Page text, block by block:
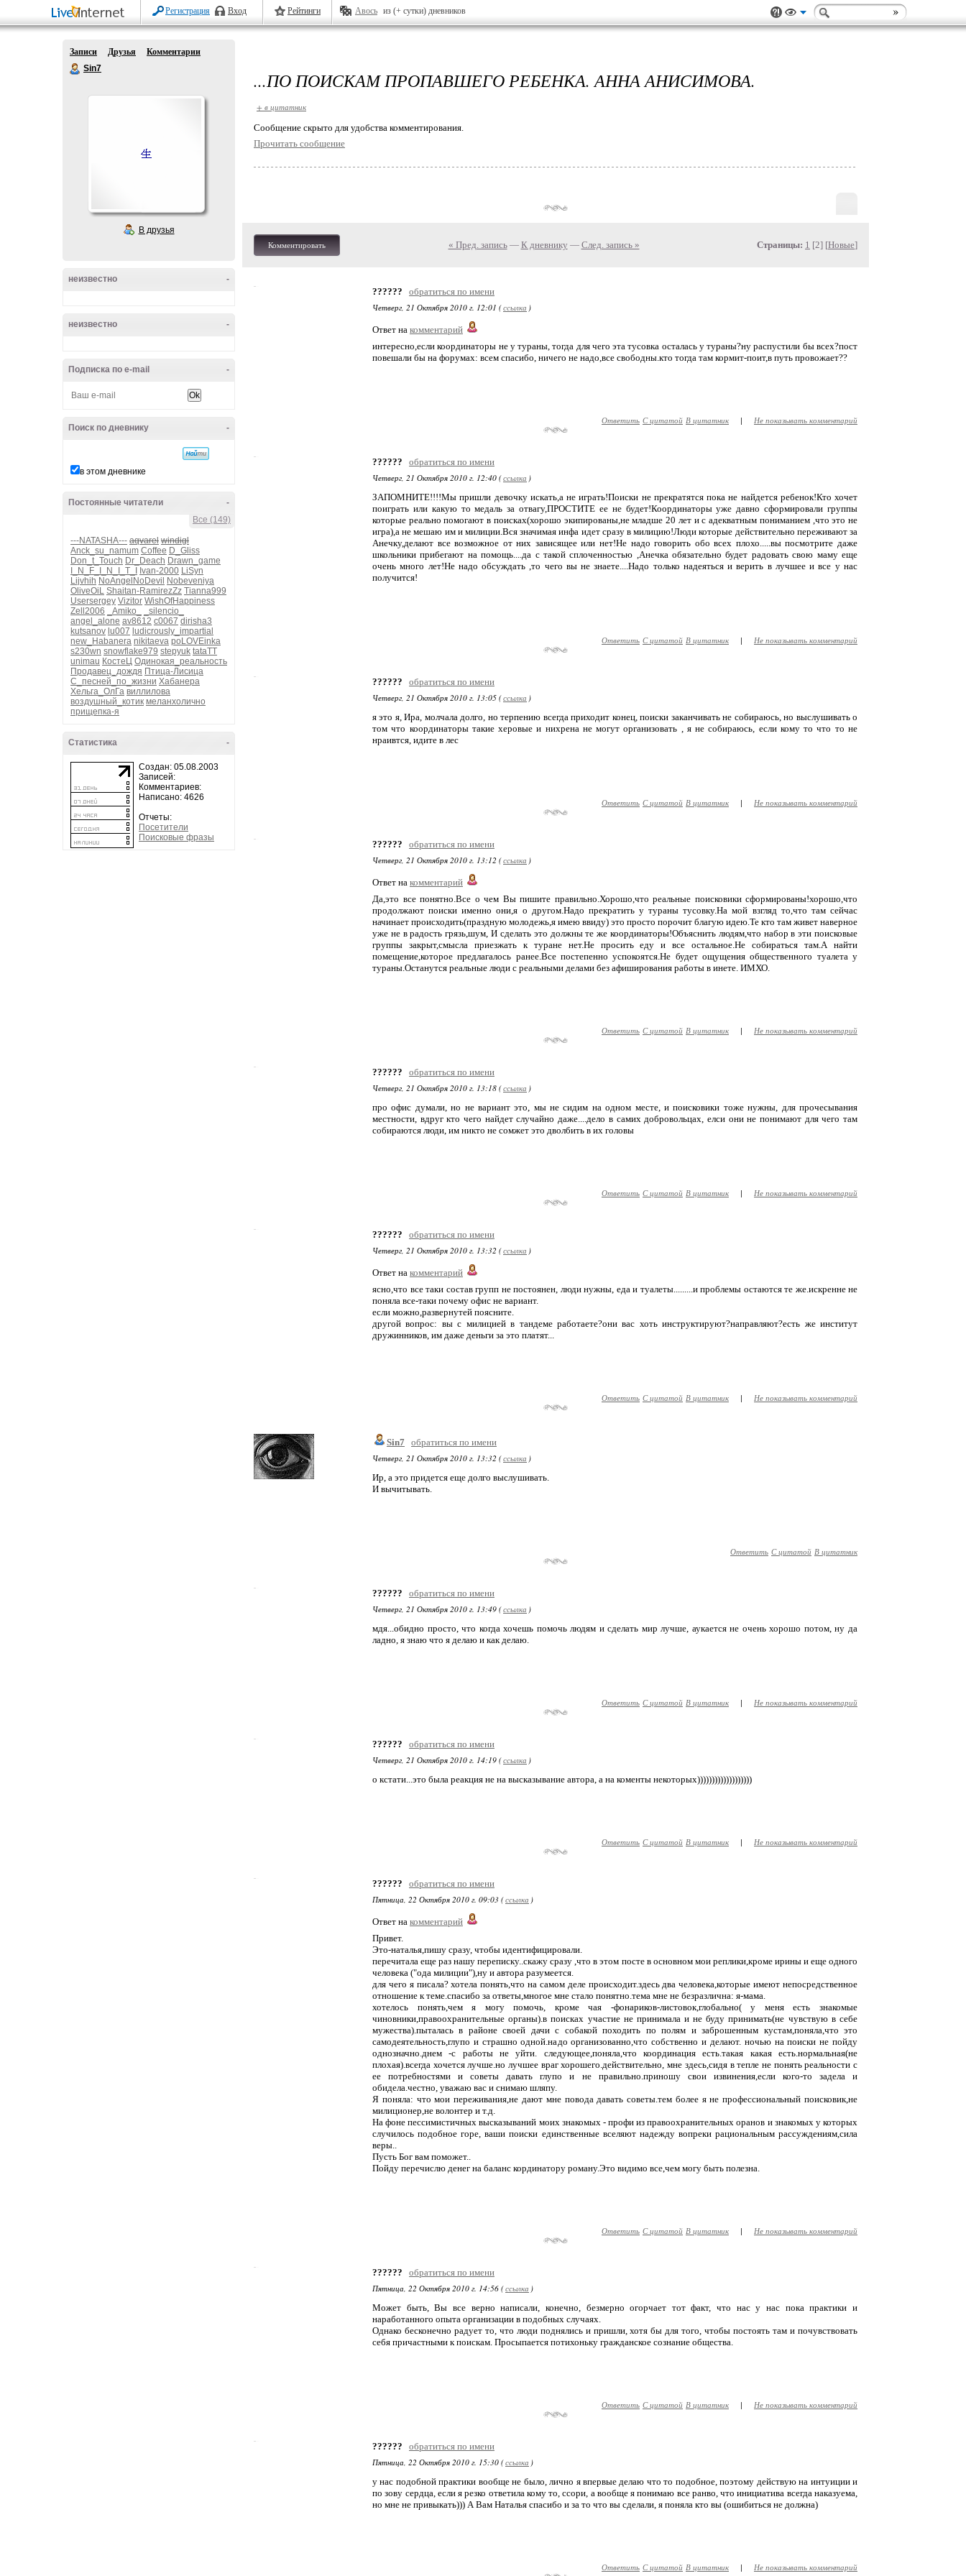
Регистрация Вход Рейтинги Авось из (+ сутки) дневников
Записи Друзья
Комментарии
Sin7
В друзья
-
неизвестно
-
неизвестно
-
Подписка по e-mail
-
Поиск по дневнику
в этом дневнике
-
Постоянные читатели
Все (149)
---NATASHA--- aqvarel windigl
Anck_su_namum Coffee D_Gliss
Don_t_Touch Dr_Deach Drawn_game
I_N_F_I_N_I_T_I
Ivan-2000 LiSyn
Lijvhih NoAngelNoDevil
Nobeveniya
OliveOiL Shaitan-RamirezZz Tianna999
Usersergey Vizitor WishOfHappiness
Zell2006
_Amiko_
_silencio_
angel_alone av8612 c0067 dirisha3
kutsanov lu007 ludicrously_impartial
new_Habanera nikitaeva poLOVEinka
s230wn snowflake979 stepyuk tataTT
unimau КостеЦ Одинокая_реальность
Продавец_дождя Птица-Лисица
С_песней_по_жизни Хабанера
Хельга_ОлГа виллилова
воздушный_котик меланхолично
прищепка-я
-
Статистика
Создан: 05.08.2003
Записей:
Комментариев:
Написано: 4626
Отчеты:
Посетители
Поисковые фразы
...ПО ПОИСКАМ ПРОПАВШЕГО РЕБЕНКА. АННА АНИСИМОВА.
+ в цитатник
Cообщение скрыто для удобства комментирования.
Прочитать сообщение
Комментировать « Пред. запись— К дневнику — След. запись » Страницы: 1 [2] [Новые]
??????
обратиться по имени
Четверг, 21 Октября 2010 г. 12:01 (ссылка )
Ответ на комментарий
интересно,если координаторы не у тураны, тогда для чего эта тусовка осталась у тураны?ну распустили бы всех?пост
повешали бы на форумах: всем спасибо, ничего не надо,все свободны.кто тогда там кормит-поит,в путь провожает??
Ответить С цитатой В цитатник | Не показывать комментарий
??????
обратиться по имени
Четверг, 21 Октября 2010 г. 12:40 (ссылка )
ЗАПОМНИТЕ!!!!Мы пришли девочку искать,а не играть!Поиски не прекратятся пока не найдется ребенок!Кто хочет
поиграть или какую то медаль за отвагу,ПРОСТИТЕ ее не будет!Координаторы уже давно сформировали группы
которые реально помогают в поисках(хорошо экипированы,не младше 20 лет и с адекватным пониманием ,что это не
игра),а не мешаю им и милиции.Вся значимая инфа идет сразу в милицию!Люди которые действительно переживают за
Анечку,делают все возможное от них зависящее или нет!Не надо говорить обо всех плохо.....вы посмотрите даже
школьники прибегают на помощь....да с такой сплоченностью ,Анечка обязательно будет радовать свою маму еще
очень много лет!Не надо обсуждать ,то чего вы не знаете....Надо только надеяться и верить в лучшее и все у нас
получится!
Ответить С цитатой В цитатник | Не показывать комментарий
??????
обратиться по имени
Четверг, 21 Октября 2010 г. 13:05 (ссылка )
я это я, Ира, молчала долго, но терпению всегда приходит конец, поиски заканчивать не собираюсь, но выслушивать о
том что координаторы такие херовые и нихрена не могут организовать , я не собираюсь, если кому то что то не
нраивтся, идите в лес
Ответить С цитатой В цитатник | Не показывать комментарий
??????
обратиться по имени
Четверг, 21 Октября 2010 г. 13:12 (ссылка )
Ответ на комментарий
Да,это все понятно.Все о чем Вы пишите правильно.Хорошо,что реальные поисковики сформированы!хорошо,что
продолжают поиски именно они,я о другом.Надо прекратить у тураны тусовку.На мой взгляд то,что там сейчас
начинает происходить(праздную молодежь,я имею ввиду) это просто порочит благую идею.Те кто там живет наверное
уже не в радость грязь,шум, И сделать это должны те же координаторы!Объяснить людям,что набор в эти поисковые
группы закрыт,смысла приезжать к туране нет.Не просить еду и все остальное.Не собираться там.А найти
помещение,которое предлагалось ранее.Все постепенно успокоятся.Не будет ощущения общественного туалета у
тураны.Останутся реальные люди с реальными делами без афиширования работы в инете. ИМХО.
Ответить С цитатой В цитатник | Не показывать комментарий
??????
обратиться по имени
Четверг, 21 Октября 2010 г. 13:18 (ссылка )
про офис думали, но не вариант это, мы не сидим на одном месте, и поисковики тоже нужны, для прочесывания
местности, вдруг кто чего найдет случайно даже....дело в самих добровольцах, елси они не понимают для чего там
собираются люди, им никто не сомжет это дволбить в их головы
Ответить С цитатой В цитатник | Не показывать комментарий
??????
обратиться по имени
Четверг, 21 Октября 2010 г. 13:32 (ссылка )
Ответ на комментарий
ясно,что все таки состав групп не постоянен, люди нужны, еда и туалеты.........и проблемы остаются те же.искренне не
поняла все-таки почему офис не вариант.
если можно,развернутей поясните.
другой вопрос: вы с милицией в тандеме работаете?они вас хоть инструктируют?направляют?есть же институт
дружинников, им даже деньги за это платят...
Ответить С цитатой В цитатник | Не показывать комментарий
Sin7
обратиться по имени
Четверг, 21 Октября 2010 г. 13:32 (ссылка )
Ир, а это придется еще долго выслушивать.
И вычитывать.
Ответить С цитатой В цитатник
??????
обратиться по имени
Четверг, 21 Октября 2010 г. 13:49 (ссылка )
мдя...обидно просто, что когда хочешь помочь людям и сделать мир лучше, аукается не очень хорошо потом, ну да
ладно, я знаю что я делаю и как делаю.
Ответить С цитатой В цитатник | Не показывать комментарий
??????
обратиться по имени
Четверг, 21 Октября 2010 г. 14:19 (ссылка )
о кстати...это была реакция не на высказывание автора, а на коменты некоторых)))))))))))))))))))
Ответить С цитатой В цитатник | Не показывать комментарий
??????
обратиться по имени
Пятница, 22 Октября 2010 г. 09:03 (ссылка )
Ответ на комментарий
Привет.
Это-наталья,пишу сразу, чтобы идентифицировали.
перечитала еще раз нашу переписку..скажу сразу ,что в этом посте в основном мои реплики,кроме ирины и еще одного
человека ("ода милиции"),ну и автора разумеется.
для чего я писала? хотела понять,что на самом деле происходит.здесь два человека,которые имеют непосредственное
отношение к теме.спасибо за ответы,многое мне стало понятно.тема мне не безразлична: я-мама.
хотелось понять,чем я могу помочь, кроме чая -фонариков-листовок,глобально( у меня есть знакомые
чиновники,правоохранительные органы).в поисках участие не принимала и не буду принимать(не чувствую в себе
мужества).пыталась в районе своей дачи с собакой походить по полям и заброшенным кустам,поняла,что это
самодеятельность,глупо и страшно одной.надо организованно,что собственно и делают. ночью на поиски не пойду
однозначно.днем -с работы не уйти. следующее,поняла,что координация есть.такая какая есть.нормальная(не
плохая).всегда хочется лучше.но лучшее враг хорошего.действительно, мне здесь,сидя в тепле не понять реальности с
ее потребностями и советы давать глупо и не правильно.приношу свои извинения,если кого-то задела и
обидела.честно, уважаю вас и снимаю шляпу.
Я поняла: что мои переживания,не дают мне повода давать советы.тем более я не профессиональный поисковик,не
милиционер,не волонтер и т.д.
На фоне пессимистичных высказываний моих знакомых - профи из правоохранительных оранов и знакомых у которых
случилось подобное горе, ваши поиски единственные вселяют надежду вопреки рациональным рассуждениям,сила
веры..
Пусть Бог вам поможет..
Пойду перечислю денег на баланс кординатору роману.Это видимо все,чем могу быть полезна.
Ответить С цитатой В цитатник | Не показывать комментарий
??????
обратиться по имени
Пятница, 22 Октября 2010 г. 14:56 (ссылка )
Может быть, Вы все верно написали, конечно, безмерно огорчает тот факт, что нас у нас пока практики и
наработанного опыта организации в подобных случаях.
Однако бесконечно радует то, что люди поднялись и пришли, хотя бы для того, чтобы постоять там и почувствовать
себя причастными к поискам. Просыпается потихоньку гражданское сознание общества.
Ответить С цитатой В цитатник | Не показывать комментарий
??????
обратиться по имени
Пятница, 22 Октября 2010 г. 15:30 (ссылка )
у нас подобной практики вообще не было, лично я впервые делаю что то подобное, поэтому действую на интуиции и
по зову сердца, если я резко ответила кому то, ссори, а вообще я понимаю все ранво, что инициатива всегда наказуема,
но мне не привыкать))) А Вам Наталья спасибо и за то что вы сделали, я поняла кто вы (ошибиться не должна)
Ответить С цитатой В цитатник | Не показывать комментарий